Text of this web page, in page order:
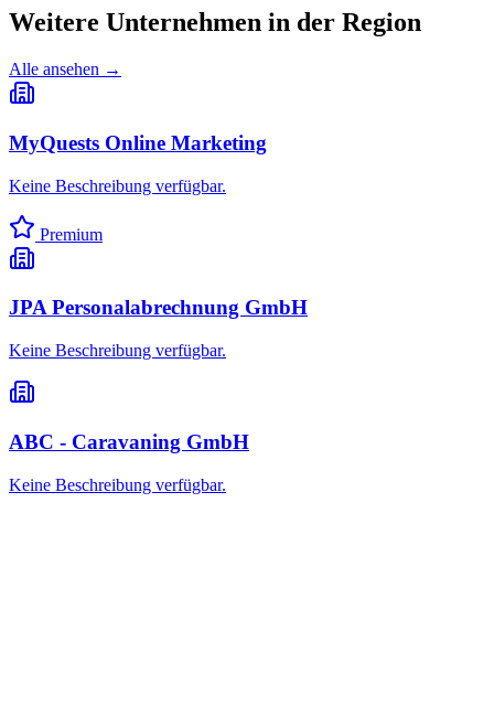
Weitere Unternehmen in der Region
Alle ansehen →
MyQuests Online Marketing
Keine Beschreibung verfügbar.
Premium
JPA Personalabrechnung GmbH
Keine Beschreibung verfügbar.
ABC - Caravaning GmbH
Keine Beschreibung verfügbar.